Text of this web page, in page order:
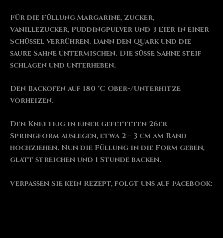
Für die Füllung Margarine, Zucker,
Vanillezucker, Puddingpulver und 3 Eier in einer
Schüssel verrühren. Dann den Quark und die
saure Sahne untermischen. Die süße Sahne steif
schlagen und unterheben.
Den Backofen auf 180 °C Ober-/Unterhitze
vorheizen.
Den Knetteig in einer gefetteten 26er
Springform auslegen, etwa 2 – 3 cm am Rand
hochziehen. Nun die Füllung in die Form geben,
glatt streichen und 1 Stunde backen.
Verpassen Sie kein Rezept, folgt uns auf Facebook: